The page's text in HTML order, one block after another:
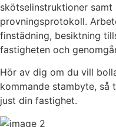
skötselinstruktioner samt
provningsprotokoll.
finstädning, besiktning
fastigheten och
Hör av dig om du vill
kommande stambyte,
just din fastighet.